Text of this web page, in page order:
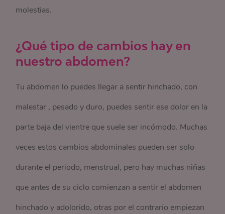
molestias.
¿Qué tipo de cambios hay en
nuestro abdomen?
Tu abdomen lo puedes llegar a sentir hinchado, con
malestar , pesado y duro, puedes sentir ese dolor en la
parte baja del vientre que suele ser incómodo. Muchas
veces estos cambios abdominales pueden ser solo
durante el periodo, menstrual, pero hay muchas niñas
que antes de su ciclo comienzan a sentir el abdomen
hinchado y adolorido, otras por el contrario empiezan